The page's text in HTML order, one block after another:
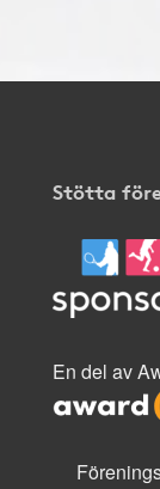
Stötta
En del av